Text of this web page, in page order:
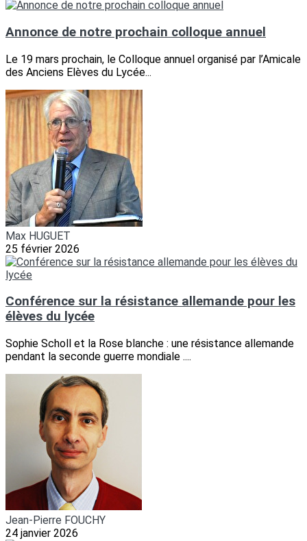
Annonce de notre prochain colloque annuel
Le 19 mars prochain, le Colloque annuel organisé par l’Amicale
des Anciens Elèves du Lycée...
Max HUGUET
25 février 2026
Conférence sur la résistance allemande pour les
élèves du lycée
Sophie Scholl et la Rose blanche : une résistance allemande
pendant la seconde guerre mondiale ....
Jean-Pierre FOUCHY
24 janvier 2026